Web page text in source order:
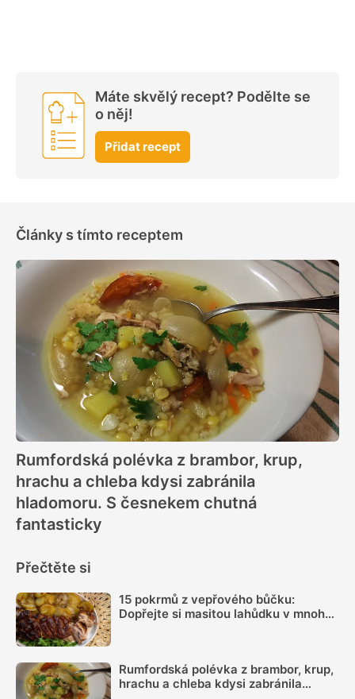
Máte skvělý recept? Podělte se
o něj!
Přidat recept
Články s tímto receptem
Rumfordská polévka z brambor, krup,
hrachu a chleba kdysi zabránila
hladomoru. S česnekem chutná
fantasticky
Přečtěte si
15 pokrmů z vepřového bůčku:
Dopřejte si masitou lahůdku v mnoha
Rumfordská polévka z brambor, krup,
hrachu a chleba kdysi zabránila